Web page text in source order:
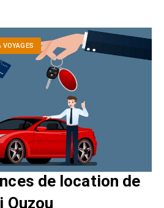
VOYAGES
de location de
Ouzou